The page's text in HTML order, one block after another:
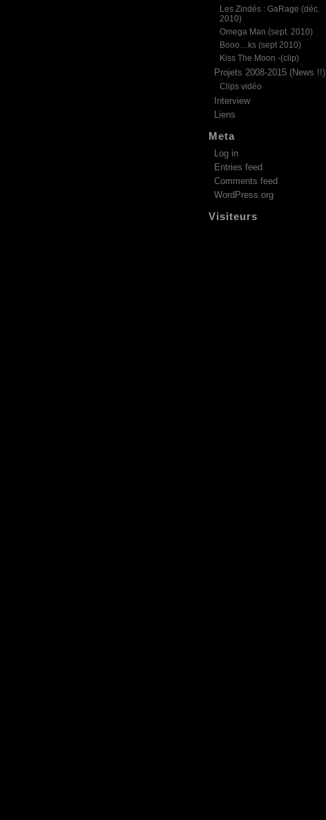
Les Zindés : GaRage (déc.
2010)
Omega Man (sept. 2010)
Booo…ks (sept 2010)
Kiss The Moon -(clip)
Projets 2008-2015 (News !!)
Clips vidéo
Interview
Liens
Meta
Log in
Entries feed
Comments feed
WordPress.org
Visiteurs